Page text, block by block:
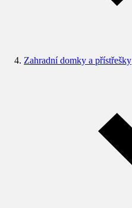
Zahradní domky a přístřešky